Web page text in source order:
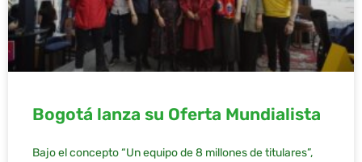
Bogotá lanza su Oferta Mundialista
Bajo el concepto “Un equipo de 8 millones de titulares”,